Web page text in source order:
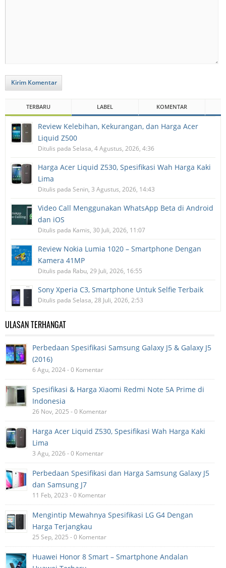
Kirim Komentar
TERBARU LABEL KOMENTAR
Review Kelebihan, Kekurangan, dan Harga Acer
Liquid Z500
Ditulis pada Selasa, 4 Agustus, 2026, 4:36
Harga Acer Liquid Z530, Spesifikasi Wah Harga Kaki
Lima
Ditulis pada Senin, 3 Agustus, 2026, 14:43
Video Call Menggunakan WhatsApp Beta di Android
dan iOS
Ditulis pada Kamis, 30 Juli, 2026, 11:07
Review Nokia Lumia 1020 – Smartphone Dengan
Kamera 41MP
Ditulis pada Rabu, 29 Juli, 2026, 16:55
Sony Xperia C3, Smartphone Untuk Selfie Terbaik
Ditulis pada Selasa, 28 Juli, 2026, 2:53
ULASAN TERHANGAT
Perbedaan Spesifikasi Samsung Galaxy J5 & Galaxy J5
(2016)
6 Agu, 2024 - 0 Komentar
Spesifikasi & Harga Xiaomi Redmi Note 5A Prime di
Indonesia
26 Nov, 2025 - 0 Komentar
Harga Acer Liquid Z530, Spesifikasi Wah Harga Kaki
Lima
3 Agu, 2026 - 0 Komentar
Perbedaan Spesifikasi dan Harga Samsung Galaxy J5
dan Samsung J7
11 Feb, 2023 - 0 Komentar
Mengintip Mewahnya Spesifikasi LG G4 Dengan
Harga Terjangkau
25 Sep, 2025 - 0 Komentar
Huawei Honor 8 Smart – Smartphone Andalan